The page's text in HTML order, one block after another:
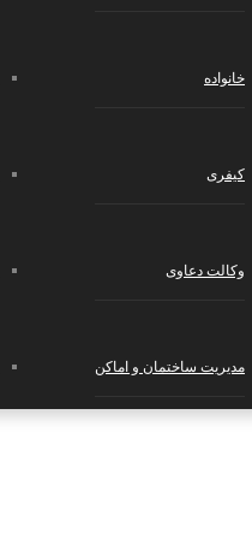
خانواده
کیفری
وکالت دعاوی
مدیریت ساختمان و اماکن